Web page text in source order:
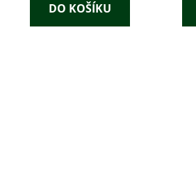
DO KOŠÍKU